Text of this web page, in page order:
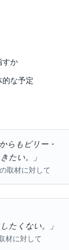
すか
な予定
らもビリー・
たい。」
取材に対して
たくない。」
材に対して